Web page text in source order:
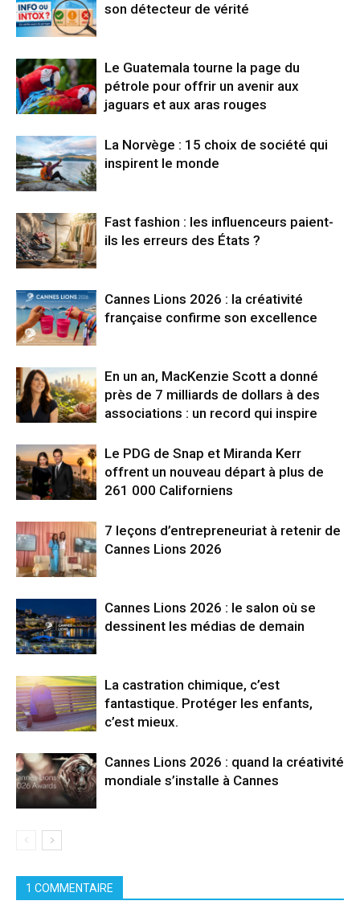
son détecteur de vérité
Le Guatemala tourne la page du
pétrole pour offrir un avenir aux
jaguars et aux aras rouges
La Norvège : 15 choix de société qui
inspirent le monde
Fast fashion : les influenceurs paient-
ils les erreurs des États ?
Cannes Lions 2026 : la créativité
française confirme son excellence
En un an, MacKenzie Scott a donné
près de 7 milliards de dollars à des
associations : un record qui inspire
Le PDG de Snap et Miranda Kerr
offrent un nouveau départ à plus de
261 000 Californiens
7 leçons d’entrepreneuriat à retenir de
Cannes Lions 2026
Cannes Lions 2026 : le salon où se
dessinent les médias de demain
La castration chimique, c’est
fantastique. Protéger les enfants,
c’est mieux.
Cannes Lions 2026 : quand la créativité
mondiale s’installe à Cannes
1 COMMENTAIRE